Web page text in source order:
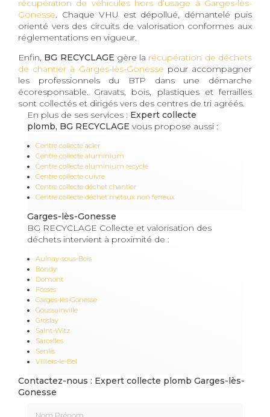
récupération de véhicules hors d’usage à Garges-lès-
Gonesse. Chaque VHU est dépollué, démantelé puis
orienté vers des circuits de valorisation conformes aux
réglementations en vigueur.
Enfin, BG RECYCLAGE gère la récupération de déchets
de chantier à Garges-lès-Gonesse pour accompagner
les professionnels du BTP dans une démarche
écoresponsable. Gravats, bois, plastiques et ferrailles
sont collectés et dirigés vers des centres de tri agréés.
En plus de ses services : Expert collecte
plomb, BG RECYCLAGE vous propose aussi :
Centre collecte acier
Centre collecte aluminium
Centre collecte aluminium recyclé
Centre collecte cuivre
Centre collecte déchet chantier
Centre collecte déchet métaux non ferreux
Garges-lès-Gonesse
BG RECYCLAGE Collecte et valorisation des
déchets intervient à proximité de :
Aulnay-sous-Bois
Bondy
Domont
Fosses
Garges-lès-Gonesse
Goussainville
Groslay
Saint-Witz
Sarcelles
Senlis
Villiers-le-Bel
Contactez-nous : Expert collecte plomb Garges-lès-
Gonesse